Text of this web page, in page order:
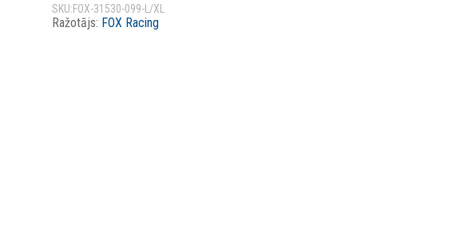
SKU:FOX-31530-099-L/XL
Ražotājs: FOX Racing